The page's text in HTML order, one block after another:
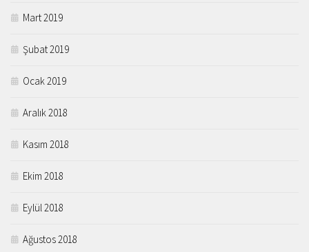
Mart 2019
Şubat 2019
Ocak 2019
Aralık 2018
Kasım 2018
Ekim 2018
Eylül 2018
Ağustos 2018